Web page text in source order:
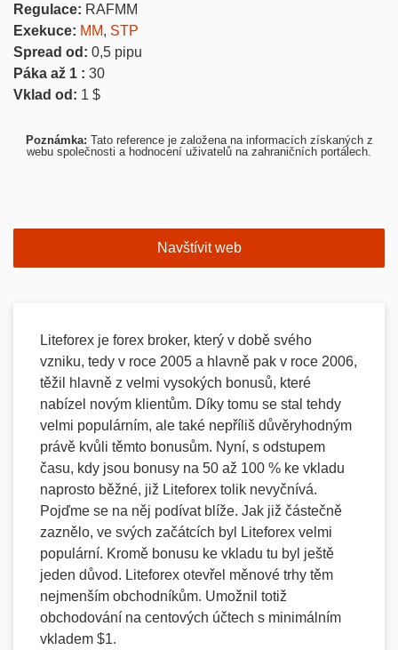
Regulace: RAFMM
Exekuce: MM, STP
Spread od: 0,5 pipu
Páka až 1 : 30
Vklad od: 1 $
Poznámka: Tato reference je založena na informacích získaných z
webu společnosti a hodnocení uživatelů na zahraničních portálech.
Navštívit web
Liteforex je forex broker, který v době svého
vzniku, tedy v roce 2005 a hlavně pak v roce 2006,
těžil hlavně z velmi vysokých bonusů, které
nabízel novým klientům. Díky tomu se stal tehdy
velmi populárním, ale také nepříliš důvěryhodným
právě kvůli těmto bonusům. Nyní, s odstupem
času, kdy jsou bonusy na 50 až 100 % ke vkladu
naprosto běžné, již Liteforex tolik nevyčnívá.
Pojďme se na něj podívat blíže. Jak již částečně
zaznělo, ve svých začátcích byl Liteforex velmi
populární. Kromě bonusu ke vkladu tu byl ještě
jeden důvod. Liteforex otevřel měnové trhy těm
nejmenším obchodníkům. Umožnil totiž
obchodování na centových účtech s minimálním
vkladem $1.